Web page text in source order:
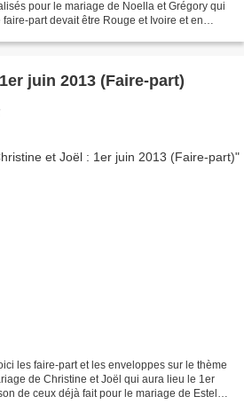
pour le mariage de Noella et Grégory qui
part devait être Rouge et Ivoire et en
juin 2013 (Faire-part)
les faire-part et les enveloppes sur le thème
de Christine et Joël qui aura lieu le 1er
de ceux déjà fait pour le mariage de Estelle